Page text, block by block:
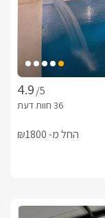
/5
החל מ- ₪1800